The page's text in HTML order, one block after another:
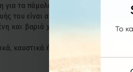
τα πόμολά της.
του είναι από άριστης ποιότητας
και βαριά χρήση. Ενδείκνυνται
καυστικά ή χλωριούχα υγρά για